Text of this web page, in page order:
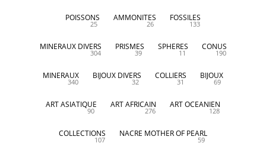
POISSONS
25
AMMONITES
26
FOSSILES
133
MINERAUX DIVERS
304
PRISMES
39
SPHERES
11
CONUS
190
MINERAUX
340
BIJOUX DIVERS
32
COLLIERS
31
BIJOUX
69
ART ASIATIQUE
90
ART AFRICAIN
276
ART OCEANIEN
128
COLLECTIONS
107
NACRE MOTHER OF PEARL
59